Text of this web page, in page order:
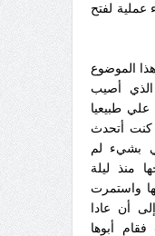
عملية لفتح
الموضوع
أصيب
علي طبيعيا
كنت أتحدث
بشيء لم
منذ ليلة
واستمرت
أن عادا
أبوها